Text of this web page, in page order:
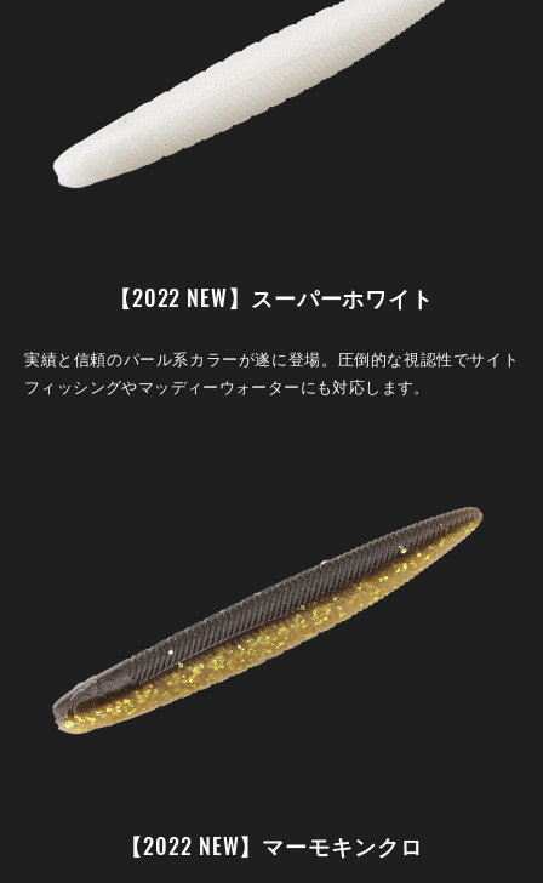
【2022 NEW】スーパーホワイト
実績と信頼のパール系カラーが遂に登場。圧倒的な視認性でサイト
フィッシングやマッディーウォーターにも対応します。
【2022 NEW】マーモキンクロ